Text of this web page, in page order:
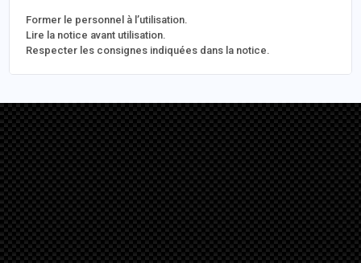
Former le personnel à l’utilisation.
Lire la notice avant utilisation.
Respecter les consignes indiquées dans la notice.